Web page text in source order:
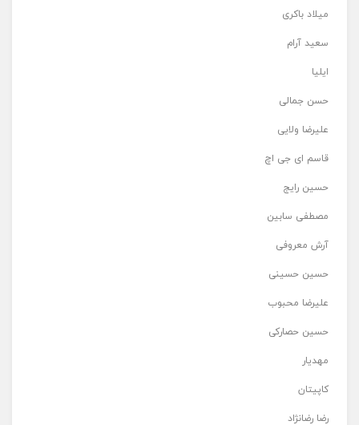
میلاد باکری
سعید آرام
ایلیا
حسن جمالی
علیرضا ولایی
قاسم ای جی اچ
حسین رایج
مصطفی سابین
آرش معروفی
حسین حسینی
علیرضا محبوب
حسین حصارکی
مهدیار
کاپیتان
رضا رضانژاد